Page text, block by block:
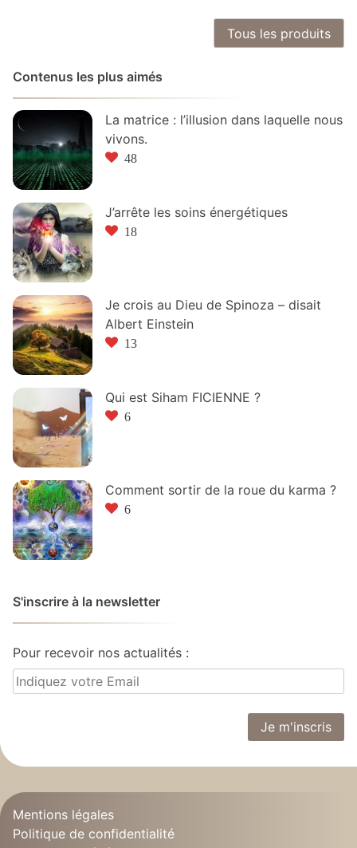
Tous les produits
Contenus les plus aimés
La matrice : l’illusion dans laquelle nous
vivons.
48
J’arrête les soins énergétiques
18
Je crois au Dieu de Spinoza – disait
Albert Einstein
13
Qui est Siham FICIENNE ?
6
Comment sortir de la roue du karma ?
6
S'inscrire à la newsletter
Pour recevoir nos actualités :
Mentions légales
Politique de confidentialité